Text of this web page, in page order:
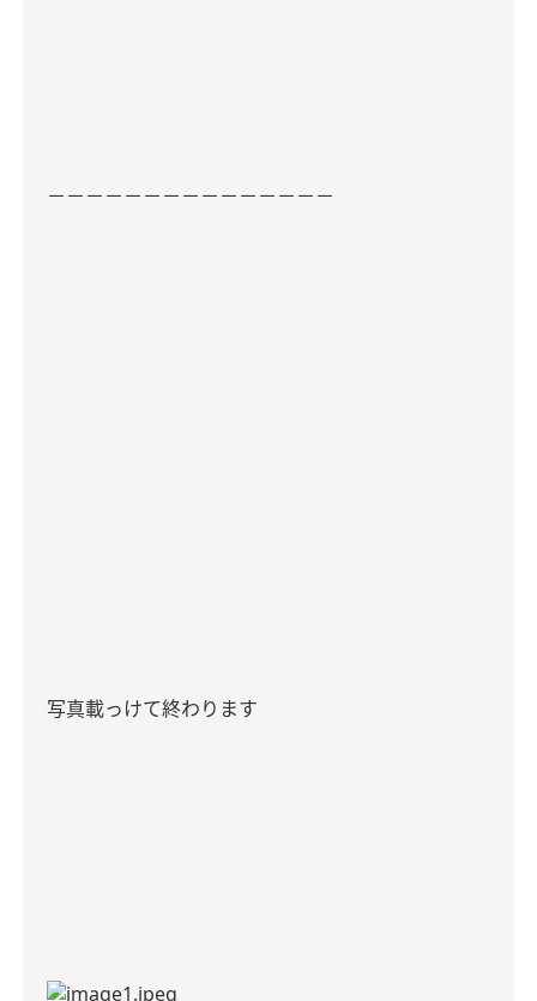
－－－－－－－－－－－－－－－
写真載っけて終わります